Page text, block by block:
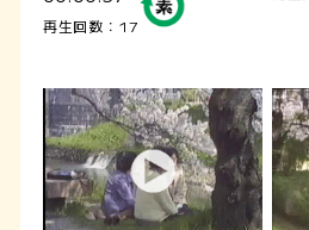
再生回数：17